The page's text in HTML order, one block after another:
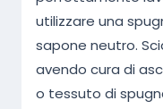
utilizzare una
sapone neutro.
avendo cura di
o tessuto di